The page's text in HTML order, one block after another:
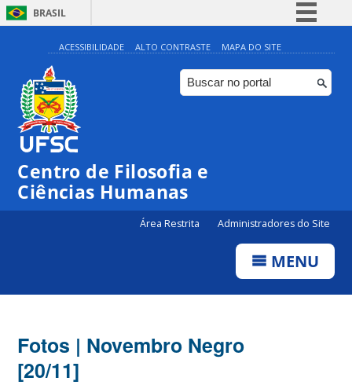
BRASIL
Simplifique!
Comunica BR
Participe
ACESSIBILIDADE ALTO CONTRASTE MAPA DO SITE
Centro de Filosofia e
Ciências Humanas
Área Restrita Administradores do Site
MENU
Fotos | Novembro Negro
[20/11]